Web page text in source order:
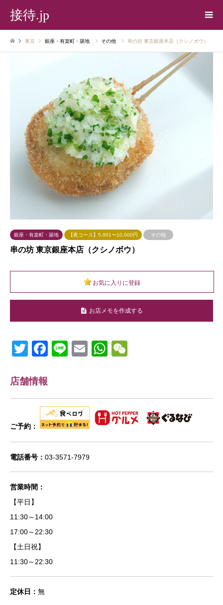
接待.jp
東京 銀座・有楽町・築地 その他 串の坊 東京銀座本店（クシノボウ）
銀座・有楽町・築地 【夜コース】5,001〜10,000円 その他
串の坊 東京銀座本店（クシノボウ）
お気に入りに登録
お店メモを作成する
TwitterFacebook
LineEmailWhatsApp
店舗情報
ご予約：
電話番号： 03-3571-7979
営業時間：
【平日】
11:30～14:00
17:00～22:30
【土日祝】
11:30～22:30
定休日： 無